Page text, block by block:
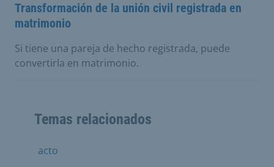
Transformación de la unión civil registrada en
matrimonio
Si tiene una pareja de hecho registrada, puede
convertirla en matrimonio.
Temas relacionados
acto